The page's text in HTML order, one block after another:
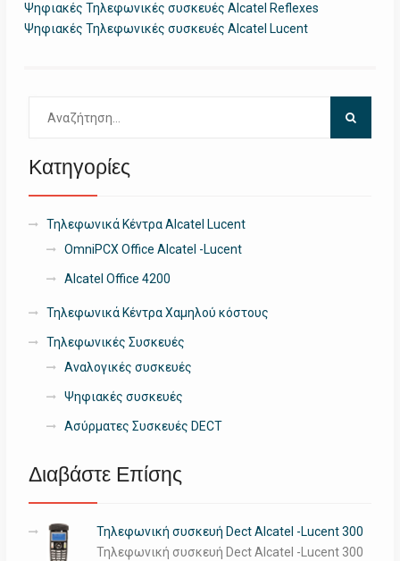
Ψηφιακές Τηλεφωνικές συσκευές Alcatel Reflexes
Ψηφιακές Τηλεφωνικές συσκευές Alcatel Lucent
για:
Κατηγορίες
Τηλεφωνικά Κέντρα Alcatel Lucent
OmniPCX Office Alcatel -Lucent
Alcatel Office 4200
Τηλεφωνικά Κέντρα Χαμηλού κόστους
Τηλεφωνικές Συσκευές
Αναλογικές συσκευές
Ψηφιακές συσκευές
Ασύρματες Συσκευές DECT
Διαβάστε Επίσης
Τηλεφωνική συσκευή Dect Alcatel -Lucent 300
Τηλεφωνική συσκευή Dect Alcatel -Lucent 300